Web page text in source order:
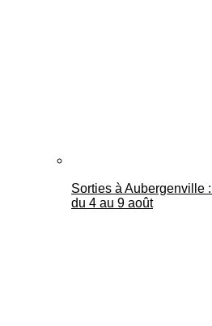
Sorties à Aubergenville
du 4 au 9 août